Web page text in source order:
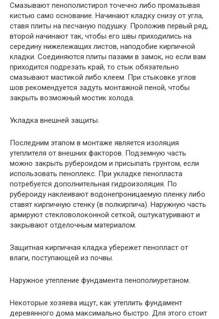
Смазывают пенополистирол точечно либо промазывая
кистью само основание. Начинают кладку снизу от угла,
ставя плиты на песчаную подушку. Проложив первый ряд,
второй начинают так, чтобы его швы приходились на
середину нижележащих листов, наподобие кирпичной
кладки. Соединяются плиты пазами в замок, но если вам
приходится подрезать край, то стык обязательно
смазывают мастикой либо клеем. При стыковке углов
шов рекомендуется задуть монтажной пеной, чтобы
закрыть возможный мостик холода.
Укладка внешней защиты.
Последним этапом в монтаже является изоляция
утеплителя от внешних факторов. Подземную часть
можно закрыть рубероидом и присыпать грунтом, если
использовать пеноплекс. При укладке пенопласта
потребуется дополнительная гидроизоляция. По
рубероиду наклеивают водонепроницаемую пленку либо
ставят кирпичную стенку (в полкирпича). Наружную часть
армируют стекловолоконной сеткой, оштукатуривают и
закрывают отделочным материалом.
Защитная кирпичная кладка убережет пенопласт от
влаги, поступающей из почвы.
Наружное утепление фундамента пенополиуретаном.
Некоторые хозяева ищут, как утеплить фундамент
деревянного дома максимально быстро. Для этого стоит